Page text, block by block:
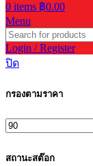
0 items ฿0.00
Menu
Login / Register
ปิด
กรองตามราคา
ราคา
สุด
สถานะสต๊อก